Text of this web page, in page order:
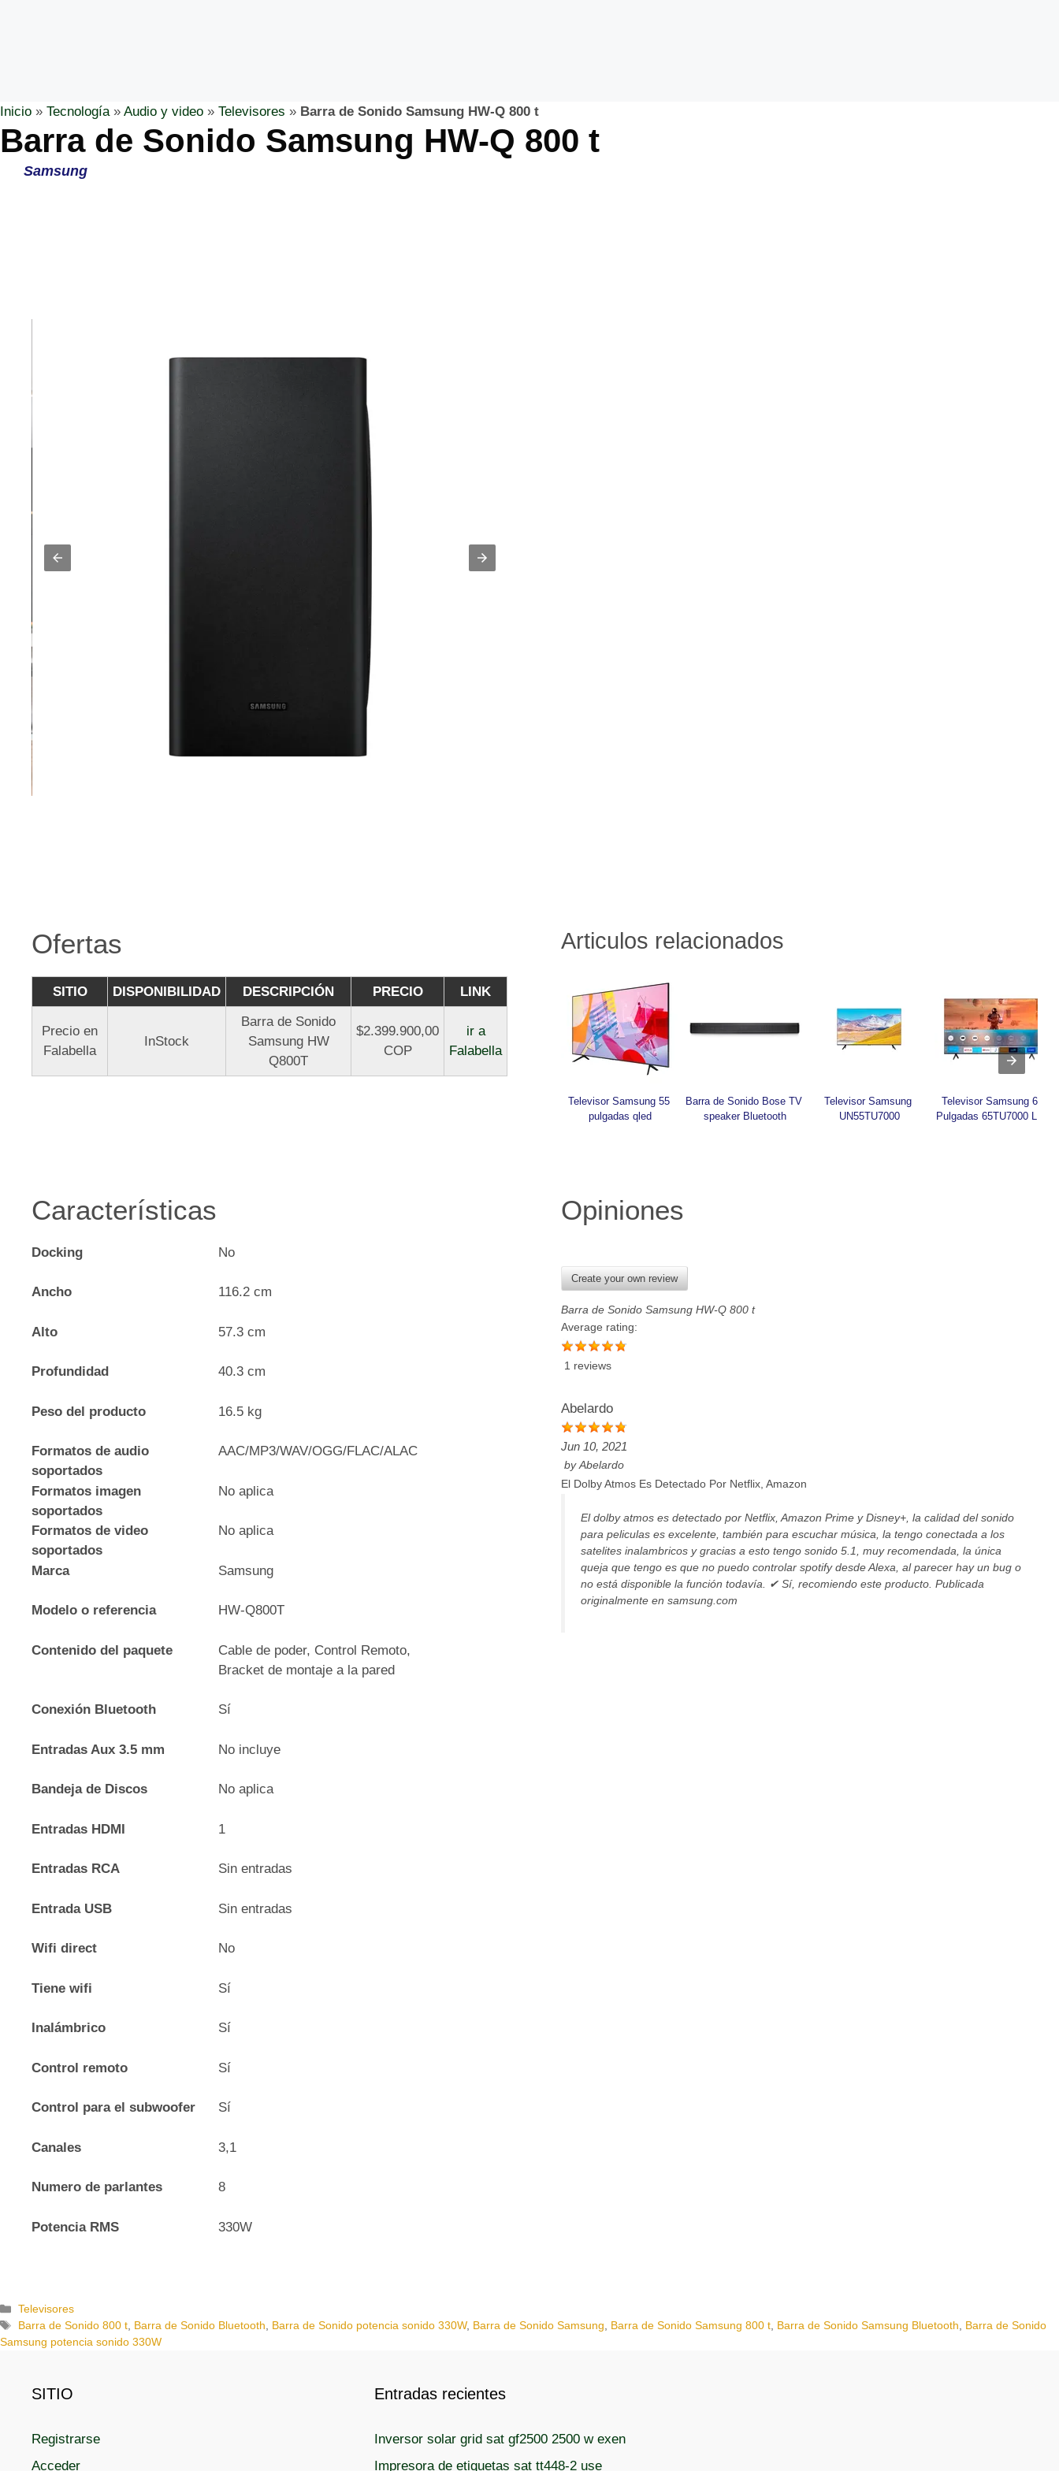
Inicio » Tecnología» Audio y video » Televisores » Barra de Sonido Samsung HW-Q 800 t
Barra de Sonido Samsung HW-Q 800 t
Samsung
Ofertas
SITIO DISPONIBILIDAD DESCRIPCIÓN PRECIO LINK
Precio en
Falabella
InStock
Barra de Sonido
Samsung HW
Q800T
$2.399.900,00
COP
ir a
Falabella
Articulos relacionados
Televisor Samsung 55
pulgadas qled
Barra de Sonido Bose TV
speaker Bluetooth
Televisor Samsung
UN55TU7000
Televisor Samsung 65
Pulgadas 65TU7000 LED
Características
Docking No
Ancho 116.2 cm
Alto 57.3 cm
Profundidad 40.3 cm
Peso del producto 16.5 kg
Formatos de audio
soportados
AAC/MP3/WAV/OGG/FLAC/ALAC
Formatos imagen
soportados
No aplica
Formatos de video
soportados
No aplica
Marca Samsung
Modelo o referencia HW-Q800T
Contenido del paquete
Cable de poder, Control Remoto,
Bracket de montaje a la pared
Conexión Bluetooth Sí
Entradas Aux 3.5 mm No incluye
Bandeja de Discos No aplica
Entradas HDMI 1
Entradas RCA Sin entradas
Entrada USB Sin entradas
Wifi direct No
Tiene wifi Sí
Inalámbrico Sí
Control remoto Sí
Control para el subwoofer Sí
Canales 3,1
Numero de parlantes 8
Potencia RMS 330W
Opiniones
Create your own review
Barra de Sonido Samsung HW-Q 800 t
Average rating:
1 reviews
Abelardo
Jun 10, 2021
byAbelardo
El Dolby Atmos Es Detectado Por Netflix, Amazon
El dolby atmos es detectado por Netflix, Amazon Prime y Disney+, la calidad del sonido
para peliculas es excelente, también para escuchar música, la tengo conectada a los
satelites inalambricos y gracias a esto tengo sonido 5.1, muy recomendada, la única
queja que tengo es que no puedo controlar spotify desde Alexa, al parecer hay un bug o
no está disponible la función todavía. ✔ Sí, recomiendo este producto. Publicada
originalmente en samsung.com
C
a
t
Televisores
E
t
Barra de Sonido 800 t, Barra de Sonido Bluetooth, Barra de Sonido potencia sonido 330W, Barra de Sonido Samsung, Barra de Sonido Samsung 800 t, Barra de Sonido Samsung Bluetooth, Barra de Sonido
Samsung potencia sonido 330W
SITIO
Registrarse
Acceder
Entradas recientes
Inversor solar grid sat gf2500 2500 w exen
Impresora de etiquetas sat tt448-2 use